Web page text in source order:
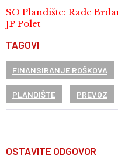
SO Plandište: Rade
JP Polet
TAGOVI
FINANSIRANJE ROŠKOVA
PLANDIŠTE PREVOZ
OSTAVITE ODGOVOR